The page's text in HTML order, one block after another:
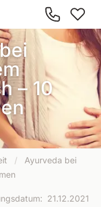
– 10
/
Ayurveda bei
: 21.12.2021